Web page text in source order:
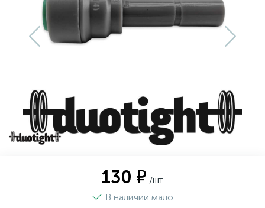
130 ₽ /шт.
В наличии мало